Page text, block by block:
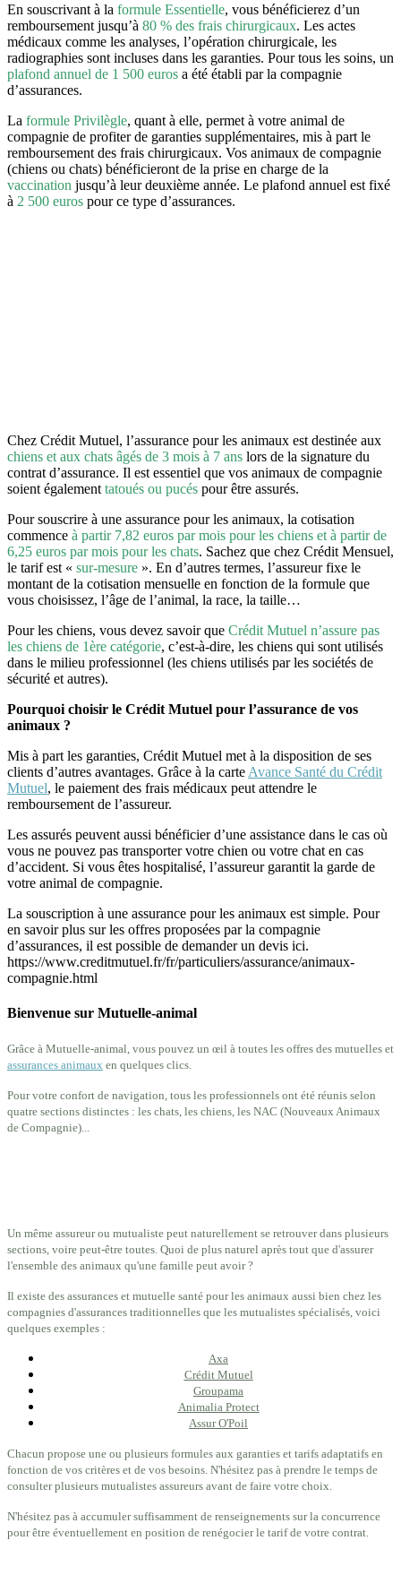
En souscrivant à la formule Essentielle, vous bénéficierez d’un
remboursement jusqu’à 80 % des frais chirurgicaux. Les actes
médicaux comme les analyses, l’opération chirurgicale, les
radiographies sont incluses dans les garanties. Pour tous les soins, un
plafond annuel de 1 500 euros a été établi par la compagnie
d’assurances.
La formule Privilègle, quant à elle, permet à votre animal de
compagnie de profiter de garanties supplémentaires, mis à part le
remboursement des frais chirurgicaux. Vos animaux de compagnie
(chiens ou chats) bénéficieront de la prise en charge de la
vaccination jusqu’à leur deuxième année. Le plafond annuel est fixé
à 2 500 euros pour ce type d’assurances.
Chez Crédit Mutuel, l’assurance pour les animaux est destinée aux
chiens et aux chats âgés de 3 mois à 7 ans lors de la signature du
contrat d’assurance. Il est essentiel que vos animaux de compagnie
soient également tatoués ou pucés pour être assurés.
Pour souscrire à une assurance pour les animaux, la cotisation
commence à partir 7,82 euros par mois pour les chiens et à partir de
6,25 euros par mois pour les chats. Sachez que chez Crédit Mensuel,
le tarif est « sur-mesure ». En d’autres termes, l’assureur fixe le
montant de la cotisation mensuelle en fonction de la formule que
vous choisissez, l’âge de l’animal, la race, la taille…
Pour les chiens, vous devez savoir que Crédit Mutuel n’assure pas
les chiens de 1ère catégorie, c’est-à-dire, les chiens qui sont utilisés
dans le milieu professionnel (les chiens utilisés par les sociétés de
sécurité et autres).
Pourquoi choisir le Crédit Mutuel pour l’assurance de vos
animaux ?
Mis à part les garanties, Crédit Mutuel met à la disposition de ses
clients d’autres avantages. Grâce à la carte Avance Santé du Crédit
Mutuel, le paiement des frais médicaux peut attendre le
remboursement de l’assureur.
Les assurés peuvent aussi bénéficier d’une assistance dans le cas où
vous ne pouvez pas transporter votre chien ou votre chat en cas
d’accident. Si vous êtes hospitalisé, l’assureur garantit la garde de
votre animal de compagnie.
La souscription à une assurance pour les animaux est simple. Pour
en savoir plus sur les offres proposées par la compagnie
d’assurances, il est possible de demander un devis ici.
https://www.creditmutuel.fr/fr/particuliers/assurance/animaux-
compagnie.html
Bienvenue sur Mutuelle-animal
Grâce à Mutuelle-animal, vous pouvez un œil à toutes les offres des mutuelles et
assurances animaux en quelques clics.
Pour votre confort de navigation, tous les professionnels ont été réunis selon
quatre sections distinctes : les chats, les chiens, les NAC (Nouveaux Animaux
de Compagnie)...
Un même assureur ou mutualiste peut naturellement se retrouver dans plusieurs
sections, voire peut-être toutes. Quoi de plus naturel après tout que d'assurer
l'ensemble des animaux qu'une famille peut avoir ?
Il existe des assurances et mutuelle santé pour les animaux aussi bien chez les
compagnies d'assurances traditionnelles que les mutualistes spécialisés, voici
quelques exemples :
Axa
Crédit Mutuel
Groupama
Animalia Protect
Assur O'Poil
Chacun propose une ou plusieurs formules aux garanties et tarifs adaptatifs en
fonction de vos critères et de vos besoins. N'hésitez pas à prendre le temps de
consulter plusieurs mutualistes assureurs avant de faire votre choix.
N'hésitez pas à accumuler suffisamment de renseignements sur la concurrence
pour être éventuellement en position de renégocier le tarif de votre contrat.